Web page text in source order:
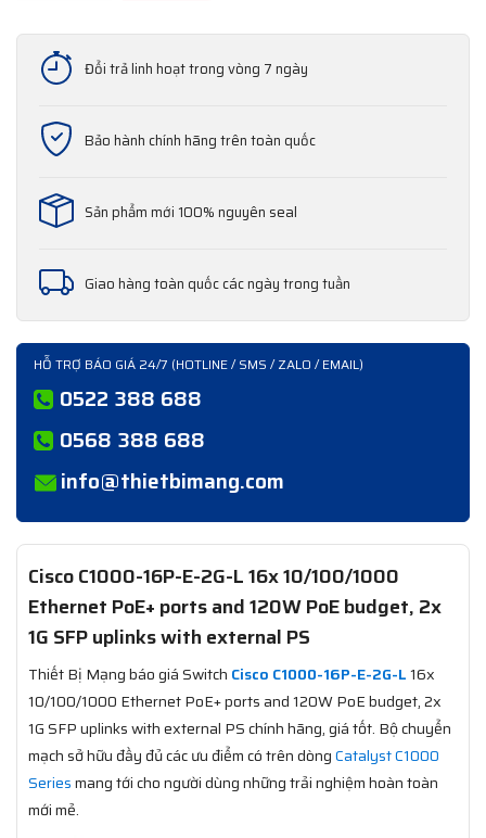
Đổi trả linh hoạt trong vòng 7 ngày
Bảo hành chính hãng trên toàn quốc
Sản phẩm mới 100% nguyên seal
Giao hàng toàn quốc các ngày trong tuần
HỖ TRỢ BÁO GIÁ 24/7 (HOTLINE / SMS / ZALO / EMAIL)
0522 388 688
0568 388 688
info@thietbimang.com
Cisco C1000-16P-E-2G-L 16x 10/100/1000
Ethernet PoE+ ports and 120W PoE budget, 2x
1G SFP uplinks with external PS
Thiết Bị Mạng báo giá Switch Cisco C1000-16P-E-2G-L16x
10/100/1000 Ethernet PoE+ ports and 120W PoE budget, 2x
1G SFP uplinks with external PS chính hãng, giá tốt. Bộ chuyển
mạch sở hữu đầy đủ các ưu điểm có trên dòngCatalyst C1000
Seriesmang tới cho người dùng những trải nghiệm hoàn toàn
mới mẻ.